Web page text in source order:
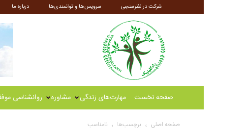
درباره ما سرویس‌ها و توانمندی‌ها شرکت در نظرسنجی
راه
کلینیک
صفحه نخست مهارت‌های زندگی مشاوره روانشناسی
صفحه اصلی برچسب‌ها نامناسب